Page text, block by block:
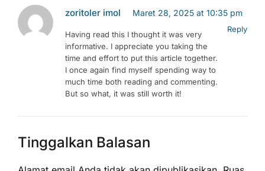
zoritoler imol Maret 28, 2025 at 10:35 pm
Reply
Having read this I thought it was very
informative. I appreciate you taking the
time and effort to put this article together.
I once again find myself spending way to
much time both reading and commenting.
But so what, it was still worth it!
Tinggalkan Balasan